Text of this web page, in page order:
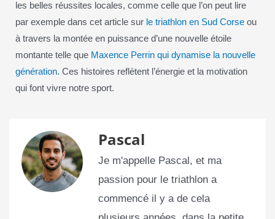
les belles réussites locales, comme celle que l’on peut lire
par exemple dans cet article sur le triathlon en Sud Corseou
à travers la montée en puissance d’une nouvelle étoile
montante telle que Maxence Perrin qui dynamise la nouvelle
génération. Ces histoires reflètent l’énergie et la motivation
qui font vivre notre sport.
Pascal
Je m'appelle Pascal, et ma
passion pour le triathlon a
commencé il y a de cela